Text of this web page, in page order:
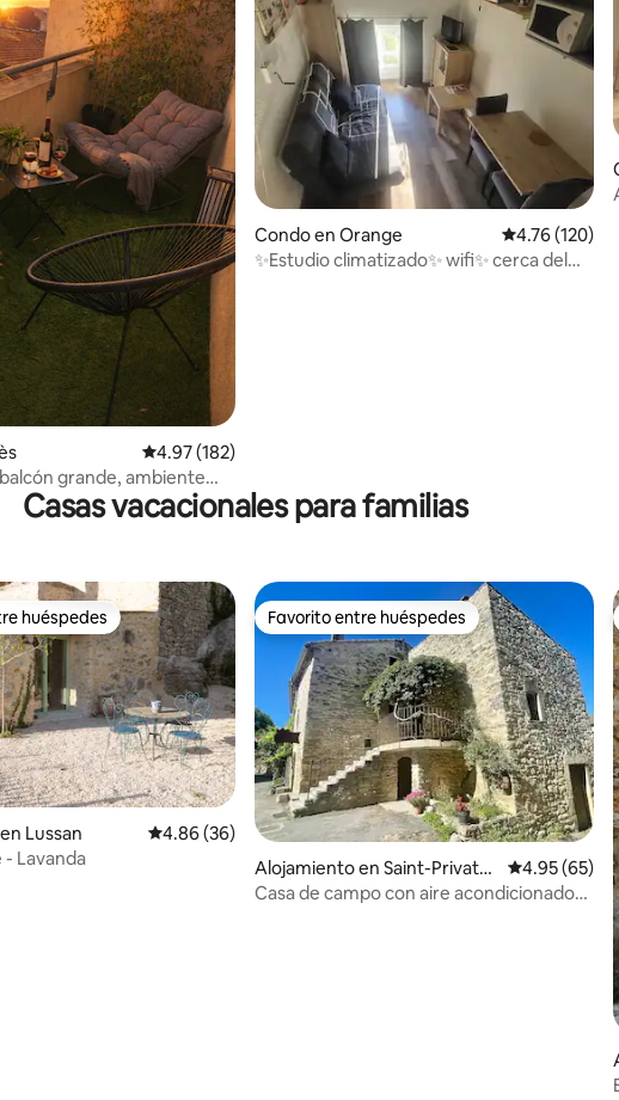
de 5, 63 reseñas
Calificación promedio: 4.97 de 5, 182 reseñas
4.97 (182)
grande, ambiente
privado y fibra
Condo en Orange Calificación
4.76 (120)
✨Estudio climatizado✨ wifi✨ cerca del
Casas vacacionales para familias
5, 148 reseñas
huéspedes
huéspedes
Lussan Calificación promedio: 4.86 de 5, 36 reseñas
4.86 (36)
- Lavanda
Favorito entre huéspedes
Favorito entre huéspedes
Alojamiento en Saint-Privat-d
e-Champclos
Calificación
4.95 (65)
Casa de campo con aire acondicionado